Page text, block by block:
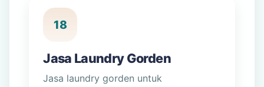
18
Jasa Laundry Gorden
Jasa laundry gorden untuk